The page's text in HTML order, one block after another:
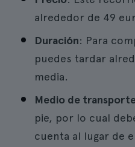
alrededor de 49
Duración: Para
puedes tardar
media.
Medio de
pie, por lo cual
cuenta al lugar de